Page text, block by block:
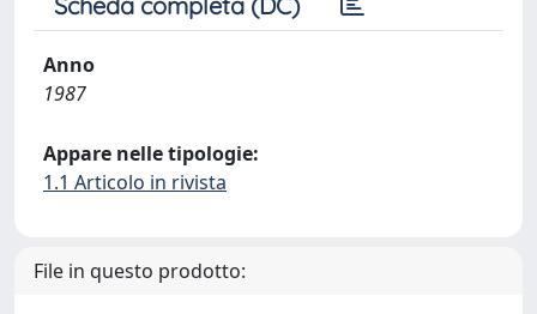
Anno
1987
Appare nelle tipologie:
1.1 Articolo in rivista
File in questo prodotto: